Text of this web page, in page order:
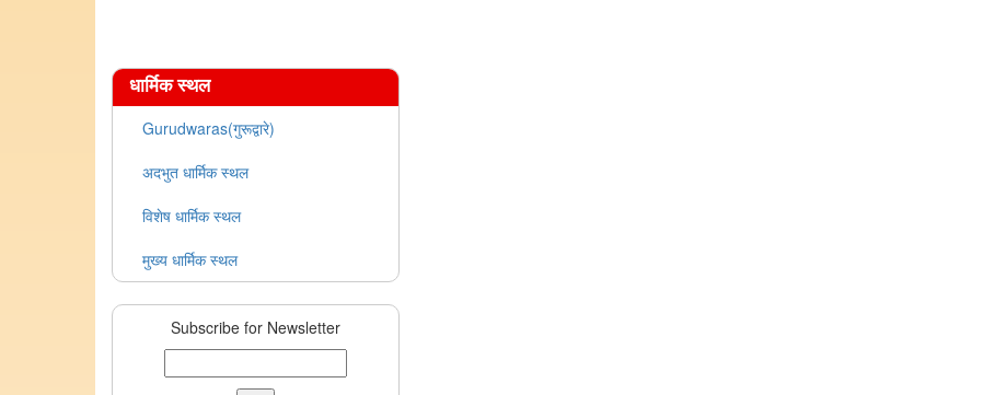
धार्मिक स्थल
Gurudwaras(गुरूद्वारे)
अदभुत धार्मिक स्थल
विशेष धार्मिक स्थल
मुख्य धार्मिक स्थल
Subscribe for Newsletter